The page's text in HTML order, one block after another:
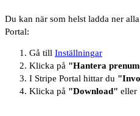
Du kan när som helst ladda ner
Portal:
Gå till Inställningar
Klicka på "Hantera
I Stripe Portal hittar du
Klicka på "Download" eller